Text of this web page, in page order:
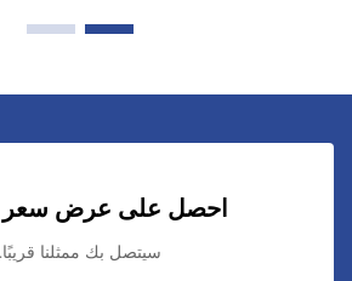
احصل على عرض سعر
سيتصل بك ممثلنا قريبًا.